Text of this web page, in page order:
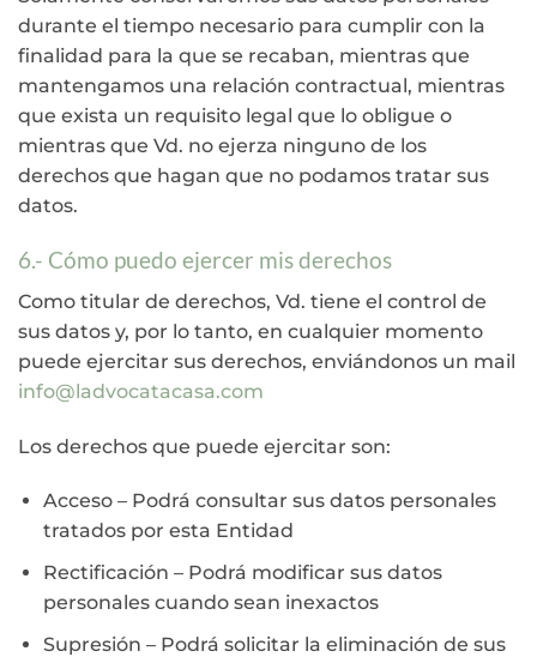
durante el tiempo necesario para cumplir con la
finalidad para la que se recaban, mientras que
mantengamos una relación contractual, mientras
que exista un requisito legal que lo obligue o
mientras que Vd. no ejerza ninguno de los
derechos que hagan que no podamos tratar sus
datos.
6.- Cómo puedo ejercer mis derechos
Como titular de derechos, Vd. tiene el control de
sus datos y, por lo tanto, en cualquier momento
puede ejercitar sus derechos, enviándonos un mail
info@ladvocatacasa.com
Los derechos que puede ejercitar son:
Acceso – Podrá consultar sus datos personales
tratados por esta Entidad
Rectificación – Podrá modificar sus datos
personales cuando sean inexactos
Supresión – Podrá solicitar la eliminación de sus